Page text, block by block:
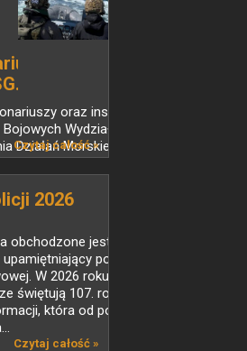
oraz instruktor
Wydziału
Działań Morskiego
Granicznej ukończyli
kurs sterników łodzi
Czytaj całość »
2026
obchodzone jest Święto
powołanie
W 2026 roku
świętują 107. rocznicę
która od ponad wieku
Czytaj całość »